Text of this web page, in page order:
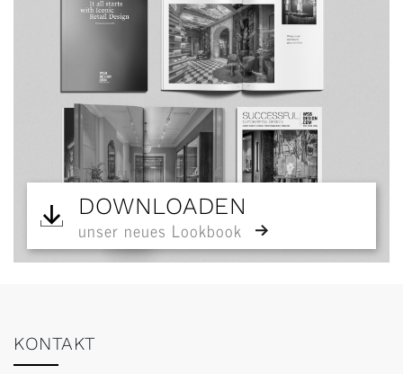
DOWNLOADEN
unser neues Lookbook
KONTAKT